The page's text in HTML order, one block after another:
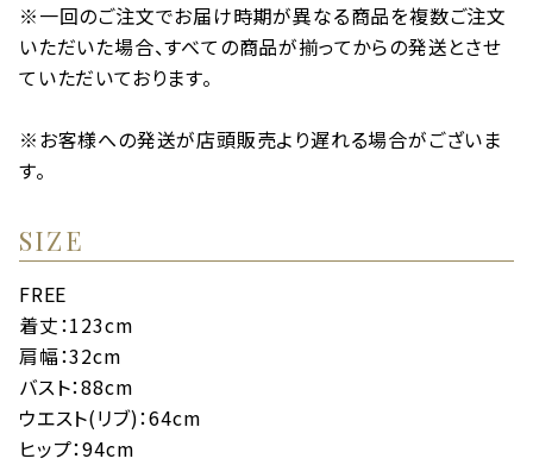
※一回のご注文でお届け時期が異なる商品を複数ご注文
いただいた場合、すべての商品が揃ってからの発送とさせ
ていただいております。
※お客様への発送が店頭販売より遅れる場合がございま
す。
SIZE
FREE
着丈：123cm
肩幅：32cm
バスト：88cm
ウエスト(リブ)：64cm
ヒップ：94cm